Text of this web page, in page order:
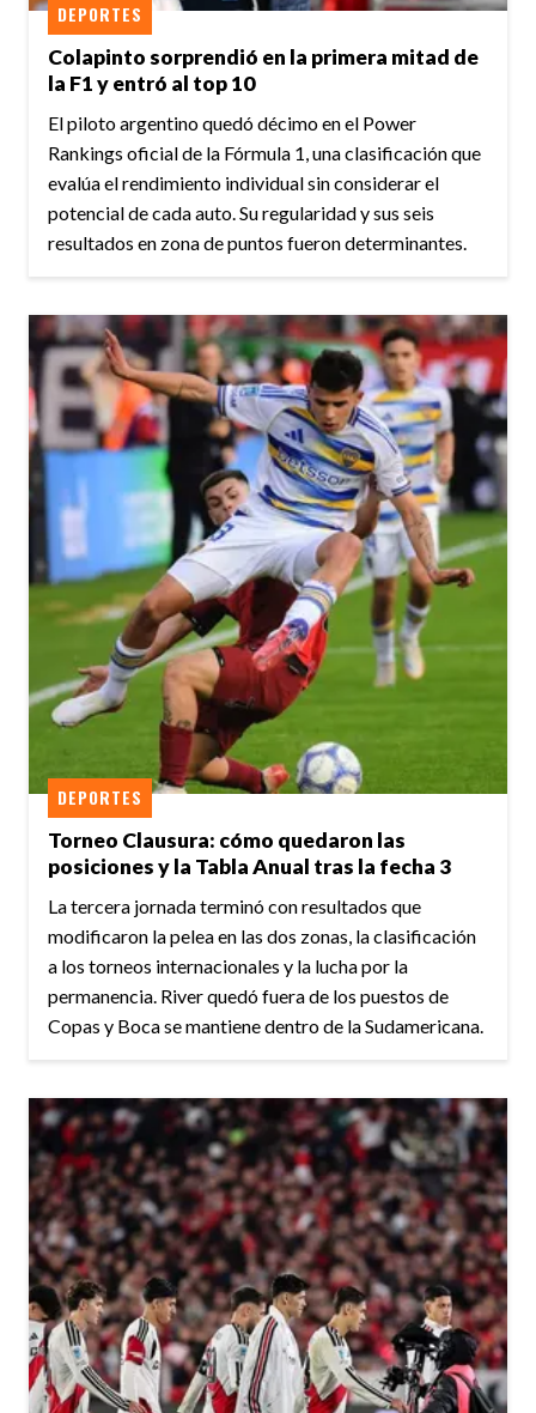
Colapinto sorprendió en la primera mitad de
la F1 y entró al top 10
DEPORTES
El piloto argentino quedó décimo en el Power
Rankings oficial de la Fórmula 1, una clasificación que
evalúa el rendimiento individual sin considerar el
potencial de cada auto. Su regularidad y sus seis
resultados en zona de puntos fueron determinantes.
Torneo Clausura: cómo quedaron las
posiciones y la Tabla Anual tras la fecha 3
DEPORTES
La tercera jornada terminó con resultados que
modificaron la pelea en las dos zonas, la clasificación
a los torneos internacionales y la lucha por la
permanencia. River quedó fuera de los puestos de
Copas y Boca se mantiene dentro de la Sudamericana.